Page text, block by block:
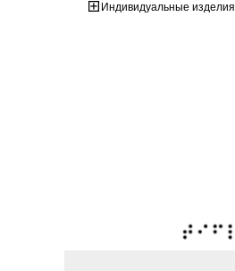
Индивидуальные изделия